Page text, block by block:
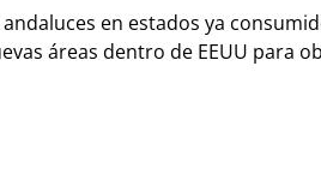
en estados ya
áreas dentro de EEUU para